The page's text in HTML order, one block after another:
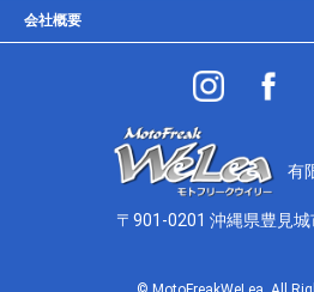
会社概要
有
〒901-0201 沖縄県豊見